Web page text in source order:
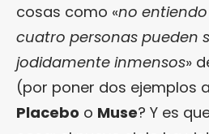
cosas como «no
cuatro personas pueden
jodidamente inmensos»
(por poner dos ejemplos
Placebo o Muse? Y es